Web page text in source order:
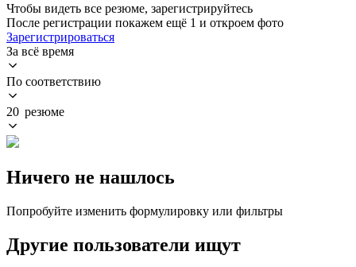
Чтобы видеть все резюме, зарегистрируйтесь
После регистрации покажем ещё 1 и откроем фото
Зарегистрироваться
За всё время
По соответствию
20 резюме
Ничего не нашлось
Попробуйте изменить формулировку или фильтры
Другие пользователи ищут